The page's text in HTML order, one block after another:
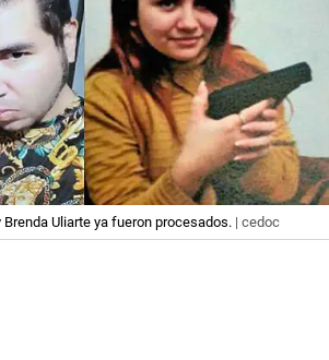
Brenda Uliarte ya fueron procesados. | cedoc